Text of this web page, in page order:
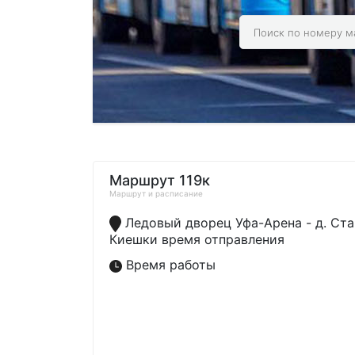
Маршрут 119к
Маршрут и расписание
Ледовый дворец Уфа-Арена - д.
Киешки время отправления
Время работы